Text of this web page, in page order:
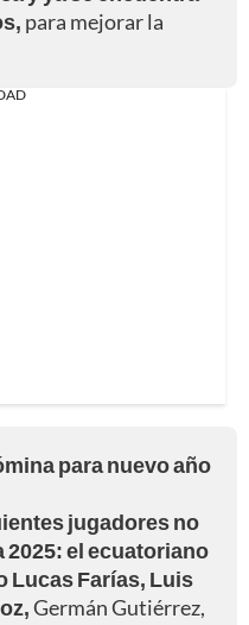
para mejorar la
para nuevo año
jugadores no
2025: el ecuatoriano
Lucas Farías, Luis
Germán Gutiérrez,